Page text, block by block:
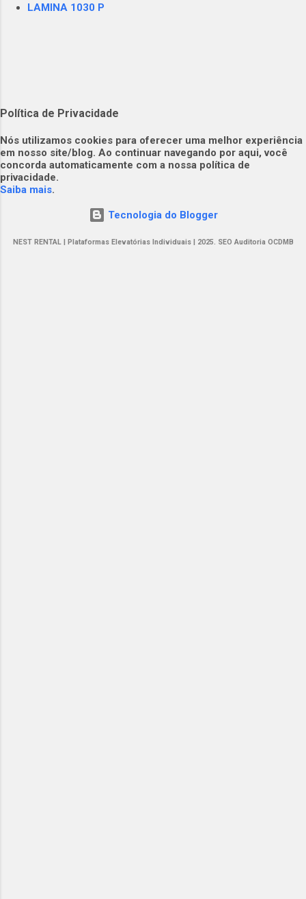
LAMINA 1030 P
Política de Privacidade
​​Nós utilizamos cookies para oferecer uma melhor experiência
em nosso site/blog. Ao continuar navegando por aqui, você
concorda automaticamente com a nossa política de
privacidade.​
Saiba mais.
Tecnologia do Blogger
NEST RENTAL | Plataformas Elevatórias Individuais | 2025. SEO Auditoria OCDMB